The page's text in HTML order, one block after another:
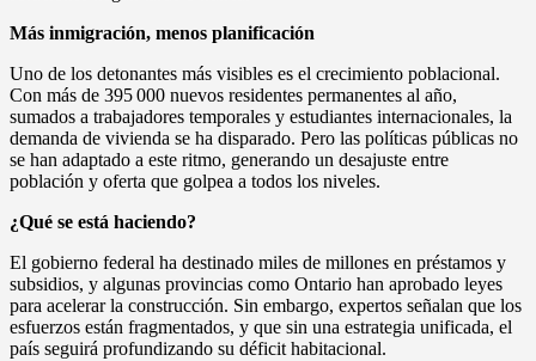
Más inmigración, menos planificación
Uno de los detonantes más visibles es el crecimiento poblacional.
Con más de 395 000 nuevos residentes permanentes al año,
sumados a trabajadores temporales y estudiantes internacionales, la
demanda de vivienda se ha disparado. Pero las políticas públicas no
se han adaptado a este ritmo, generando un desajuste entre
población y oferta que golpea a todos los niveles.
¿Qué se está haciendo?
El gobierno federal ha destinado miles de millones en préstamos y
subsidios, y algunas provincias como Ontario han aprobado leyes
para acelerar la construcción. Sin embargo, expertos señalan que los
esfuerzos están fragmentados, y que sin una estrategia unificada, el
país seguirá profundizando su déficit habitacional.